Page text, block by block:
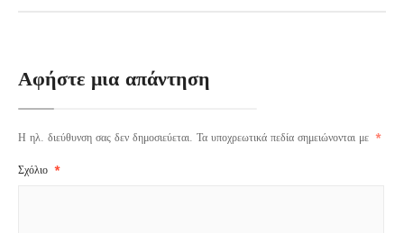
Αφήστε μια απάντηση
Η ηλ. διεύθυνση σας δεν δημοσιεύεται. Τα υποχρεωτικά πεδία σημειώνονται με *
Σχόλιο *